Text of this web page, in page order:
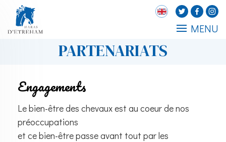
MENU
PARTENARIATS
Engagements
Le bien-être des chevaux est au coeur de nos
préoccupations
et ce bien-être passe avant tout par les